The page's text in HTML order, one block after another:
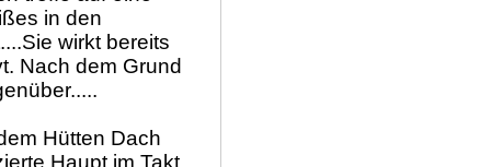
in den
wirkt bereits
Nach dem Grund
Hütten Dach
Haupt im Takt